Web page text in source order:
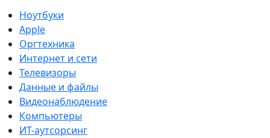
Ноутбуки
Apple
Оргтехника
Интернет и сети
Телевизоры
Данные и файлы
Видеонаблюдение
Компьютеры
ИТ-аутсорсинг